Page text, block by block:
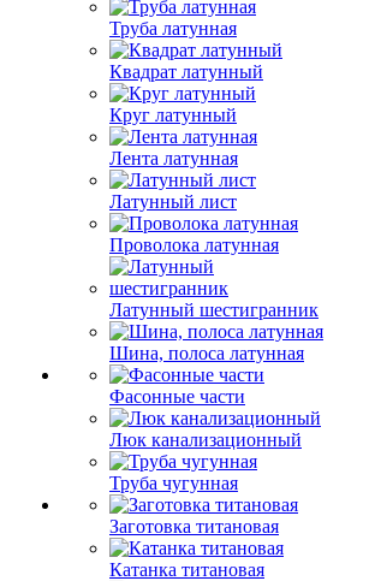
Труба латунная
Квадрат латунный
Круг латунный
Лента латунная
Латунный лист
Проволока латунная
Латунный шестигранник
Шина, полоса латунная
Фасонные части
Люк канализационный
Труба чугунная
Заготовка титановая
Катанка титановая